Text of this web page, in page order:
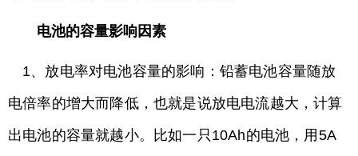
电池的容量影响因素
1、放电率对电池容量的影响：铅蓄电池容量随放
电倍率的增大而降低，也就是说放电电流越大，计算
出电池的容量就越小。比如一只10Ah的电池，用5A